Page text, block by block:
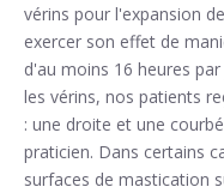
vérins pour l'expansion
exercer son effet de
d'au moins 16 heures
les vérins, nos patients
: une droite et une
praticien. Dans certains
surfaces de mastication